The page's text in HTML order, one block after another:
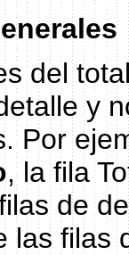
del
y
Por
, la fila
de
las filas